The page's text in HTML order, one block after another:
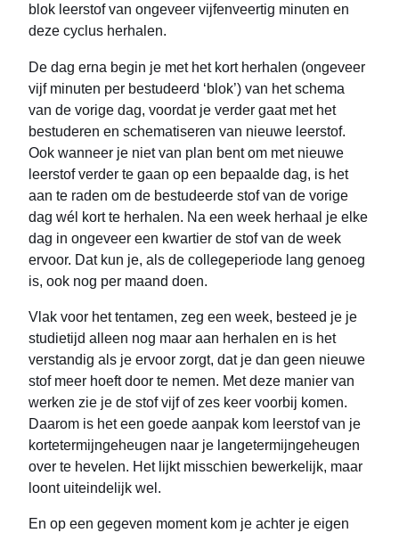
blok leerstof van ongeveer vijfenveertig minuten en
deze cyclus herhalen.
De dag erna begin je met het kort herhalen (ongeveer
vijf minuten per bestudeerd ‘blok’) van het schema
van de vorige dag, voordat je verder gaat met het
bestuderen en schematiseren van nieuwe leerstof.
Ook wanneer je niet van plan bent om met nieuwe
leerstof verder te gaan op een bepaalde dag, is het
aan te raden om de bestudeerde stof van de vorige
dag wél kort te herhalen. Na een week herhaal je elke
dag in ongeveer een kwartier de stof van de week
ervoor. Dat kun je, als de collegeperiode lang genoeg
is, ook nog per maand doen.
Vlak voor het tentamen, zeg een week, besteed je je
studietijd alleen nog maar aan herhalen en is het
verstandig als je ervoor zorgt, dat je dan geen nieuwe
stof meer hoeft door te nemen. Met deze manier van
werken zie je de stof vijf of zes keer voorbij komen.
Daarom is het een goede aanpak kom leerstof van je
kortetermijngeheugen naar je langetermijngeheugen
over te hevelen. Het lijkt misschien bewerkelijk, maar
loont uiteindelijk wel.
En op een gegeven moment kom je achter je eigen